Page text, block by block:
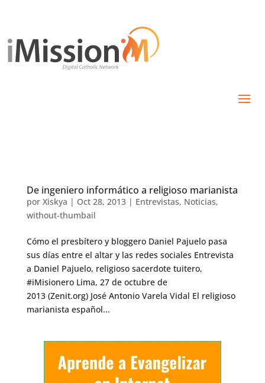
De ingeniero informático a religioso marianista
por Xiskya | Oct 28, 2013| Entrevistas, Noticias,
without-thumbail
Cómo el presbítero y bloggero Daniel Pajuelo pasa
sus días entre el altar y las redes sociales Entrevista
a Daniel Pajuelo, religioso sacerdote tuitero,
#iMisionero Lima, 27 de octubre de
2013 (Zenit.org) José Antonio Varela Vidal El religioso
marianista español...